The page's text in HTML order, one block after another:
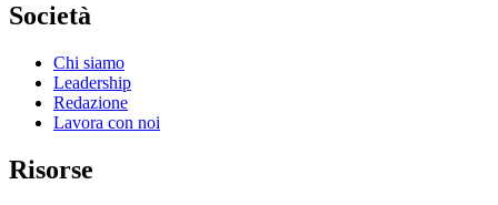
Società
Chi siamo
Leadership
Redazione
Lavora con noi
Risorse